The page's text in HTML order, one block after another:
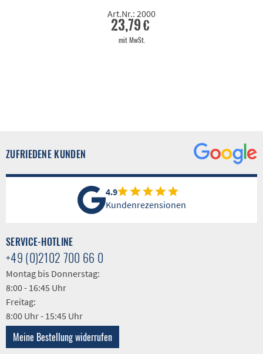
Art.Nr.: 2000
23,79 €
mit MwSt.
ZUFRIEDENE KUNDEN
4.9
Kundenrezensionen
SERVICE-HOTLINE
+49 (0)2102 700 66 0
Montag bis Donnerstag:
8:00 - 16:45 Uhr
Freitag:
8:00 Uhr - 15:45 Uhr
Meine Bestellung widerrufen